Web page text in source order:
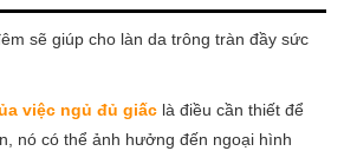
sẽ giúp cho làn da trông tràn đầy sức
việc ngủ đủ giấc là điều cần thiết để
nó có thể ảnh hưởng đến ngoại hình